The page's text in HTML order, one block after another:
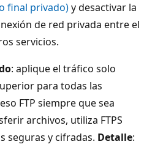
final privado)y desactivar la
de red privada entre el
servicios.
: aplique el tráfico solo
para todas las
FTP siempre que sea
archivos, utiliza FTPS
seguras y cifradas. Detalle: